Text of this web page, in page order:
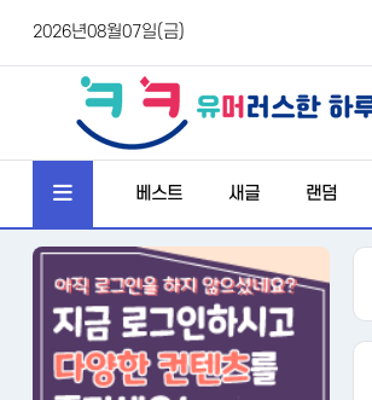
2026년08월07일(금)
베스트 새글 랜덤